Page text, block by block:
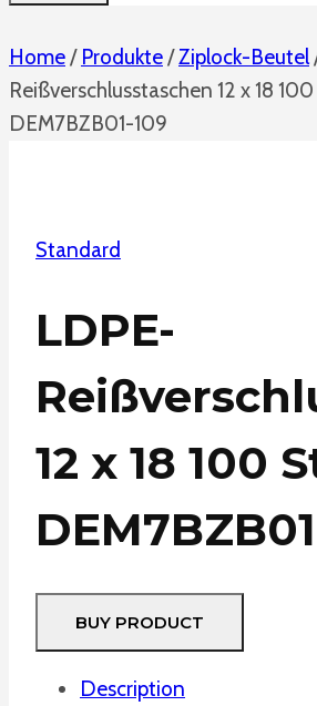
Home/ Produkte/Ziplock-Beutel
Reißverschlusstaschen 12 x 18
DEM7BZB01-109
Standard
LDPE-
12 x 18 100
BUY PRODUCT
Description